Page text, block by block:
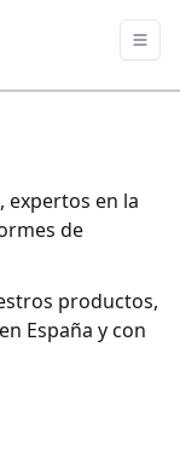
expertos en la
de
productos,
España y con